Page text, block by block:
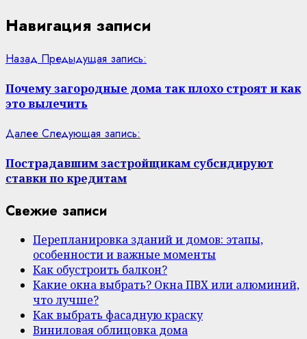
Навигация записи
Назад Предыдущая запись:
Почему загородные дома так плохо строят и как
это вылечить
Далее Следующая запись:
Пострадавшим застройщикам субсидируют
ставки по кредитам
Свежие записи
Перепланировка зданий и домов: этапы,
особенности и важные моменты
Как обустроить балкон?
Какие окна выбрать? Окна ПВХ или алюминий,
что лучше?
Как выбрать фасадную краску
Виниловая облицовка дома